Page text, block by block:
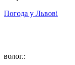
Погода у Львові
волог.: